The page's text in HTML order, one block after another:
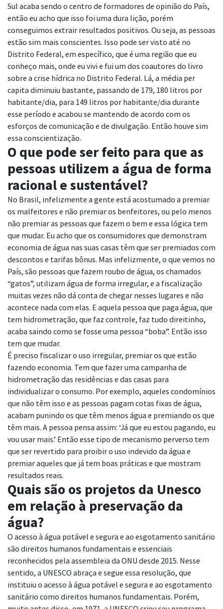
Sul acaba sendo o centro de formadores de opinião do País,
então eu acho que isso foi uma dura lição, porém
conseguimos extrair resultados positivos. Ou seja, as pessoas
estão sim mais conscientes. Isso pode ser visto até no
Distrito Federal, em específico, que é uma região que eu
conheço mais, onde eu vivi e fui um dos coautores do livro
sobre a crise hídrica no Distrito Federal. Lá, a média per
capita diminuiu bastante, passando de 179, 180 litros por
habitante/dia, para 149 litros por habitante/dia durante
esse período e acabou se mantendo de acordo com os
esforços de comunicação e de divulgação. Então houve sim
essa conscientização.
O que pode ser feito para que as
pessoas utilizem a água de forma
racional e sustentável?
No Brasil, infelizmente a gente está acostumado a premiar
os malfeitores e não premiar os benfeitores, ou pelo menos
não premiar as pessoas que fazem o bem e essa lógica tem
que mudar. Eu acho que os consumidores que demonstram
economia de água nas suas casas têm que ser premiados com
descontos e tarifas bônus. Mas infelizmente, o que vemos no
País, são pessoas que fazem roubo de água, os chamados
“gatos”, utilizam água de forma irregular, e a fiscalização
muitas vezes não dá conta de chegar nesses lugares e não
acontece nada com elas. E aquela pessoa que paga água, que
tem hidrometração, que faz controle, faz tudo direitinho,
acaba saindo como se fosse uma pessoa “boba”. Então isso
tem que mudar.
É preciso fiscalizar o uso irregular, premiar os que estão
fazendo economia. Tem que fazer uma campanha de
hidrometração das residências e das casas para
individualizar o consumo. Por exemplo, aqueles condomínios
que não têm isso e as pessoas pagam cotas fixas de água,
acabam punindo os que têm menos água e premiando os que
têm mais. A pessoa pensa assim: ‘Já que eu estou pagando, eu
vou usar mais.’ Então esse tipo de mecanismo perverso tem
que ser revertido para proibir o uso indevido da água e
premiar aqueles que já tem boas práticas e que mostram
resultados reais.
Quais são os projetos da Unesco
em relação à preservação da
água?
O acesso à água potável e segura e ao esgotamento sanitário
são direitos humanos fundamentais e essenciais
reconhecidos pela assembleia da ONU desde 2015. Nesse
sentido, a UNESCO abraça e segue essa resolução, que
instituiu o acesso à água potável e segura e ao esgotamento
sanitário como direitos humanos fundamentais. Porém,